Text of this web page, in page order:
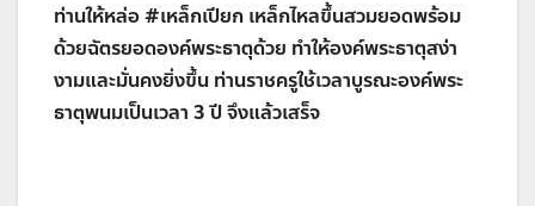
ท่านให้หล่อ #เหล็กเปียก เหล็กไหลขึ้นสวมยอดพร้อม
ด้วยฉัตรยอดองค์พระธาตุด้วย ทำให้องค์พระธาตุสง่า
งามและมั่นคงยิ่งขึ้น ท่านราชครูใช้เวลาบูรณะองค์พระ
ธาตุพนมเป็นเวลา 3 ปี จึงแล้วเสร็จ